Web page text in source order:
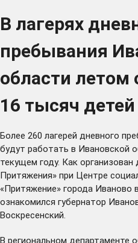
В лагерях
пребывания
области летом
16 тысяч детей
Более 260 лагерей дневного
будут работать в Ивановской
текущем году. Как организован
Притяжения» при Центре
«Притяжение» города Иваново
ознакомился губернатор
Воскресенский.
В региональном департаменте